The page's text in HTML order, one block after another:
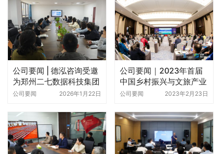
公司要闻 | 德泓咨询受邀
为郑州二七数据科技集团
作专项债与融资专题培训
公司要闻 2026年1月22日
公司要闻｜2023年首届
中国乡村振兴与文旅产业
发展实操高端总裁峰会
发言
公司要闻 2023年2月23日